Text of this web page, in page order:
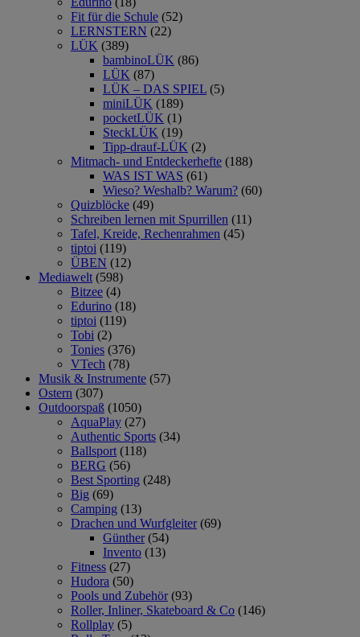
Fit für die Schule (52)
LERNSTERN (22)
LÜK (389)
bambinoLÜK (86)
LÜK (87)
LÜK – DAS SPIEL (5)
miniLÜK (189)
pocketLÜK (1)
SteckLÜK (19)
Tipp-drauf-LÜK (2)
Mitmach- und Entdeckerhefte (188)
WAS IST WAS (61)
Wieso? Weshalb? Warum? (60)
Quizblöcke (49)
Schreiben lernen mit Spurrillen (11)
Tafel, Kreide, Rechenrahmen (45)
tiptoi (119)
ÜBEN (12)
Mediawelt (598)
Bitzee (4)
Edurino (18)
tiptoi (119)
Tobi (2)
Tonies (376)
VTech (78)
Musik & Instrumente (57)
Ostern (307)
Outdoorspaß (1050)
AquaPlay (27)
Authentic Sports (34)
Ballsport (118)
BERG (56)
Best Sporting (248)
Big (69)
Camping (13)
Drachen und Wurfgleiter (69)
Günther (54)
Invento (13)
Fitness (27)
Hudora (50)
Pools und Zubehör (93)
Roller, Inliner, Skateboard & Co (146)
Rollplay (5)